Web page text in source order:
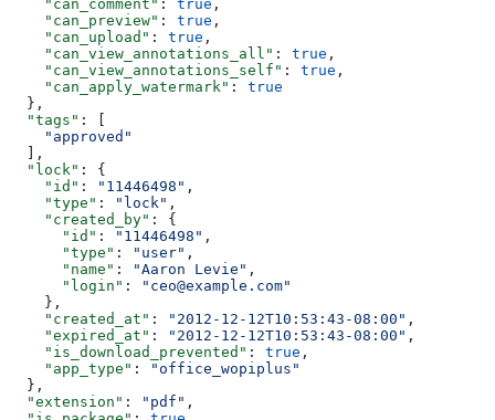
    "can_comment"
: true ,
    "can_preview"
: true ,
    "can_upload"
: true ,
    "can_view_annotations_all"
: true ,
    "can_view_annotations_self"
: true ,
    "can_apply_watermark"
: true
  },
  "tags"
: [
    "approved"
  ],
  "lock"
: {
    "id"
: "11446498" ,
    "type"
: "lock" ,
    "created_by"
: {
      "id"
: "11446498" ,
      "type"
: "user" ,
      "name"
: "Aaron Levie" ,
      "login"
:
"ceo@example.com"
    },
    "created_at"
: "2012-12-12T10:53:43-08:00" ,
    "expired_at"
: "2012-12-12T10:53:43-08:00" ,
    "is_download_prevented"
: true ,
    "app_type"
:
"office_wopiplus"
  },
  "extension"
: "pdf" ,